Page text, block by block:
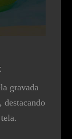
gravada
destacando